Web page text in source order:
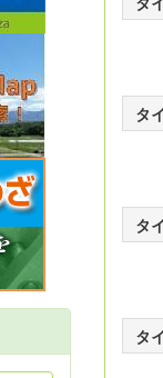
タ
タ
タ